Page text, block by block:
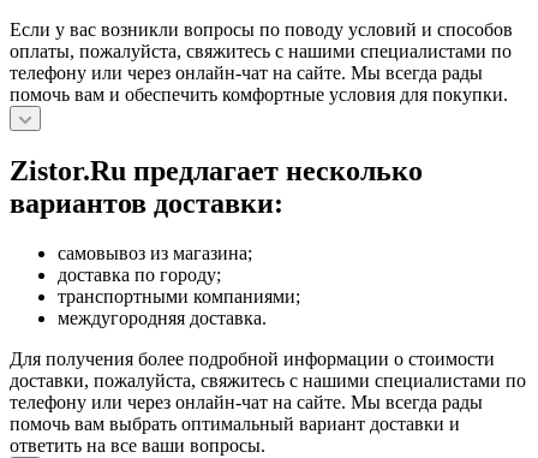
Если у вас возникли вопросы по поводу условий и способов
оплаты, пожалуйста, свяжитесь с нашими специалистами по
телефону или через онлайн-чат на сайте. Мы всегда рады
помочь вам и обеспечить комфортные условия для покупки.
Zistor.Ru предлагает несколько
вариантов доставки:
самовывоз из магазина;
доставка по городу;
транспортными компаниями;
междугородняя доставка.
Для получения более подробной информации о стоимости
доставки, пожалуйста, свяжитесь с нашими специалистами по
телефону или через онлайн-чат на сайте. Мы всегда рады
помочь вам выбрать оптимальный вариант доставки и
ответить на все ваши вопросы.